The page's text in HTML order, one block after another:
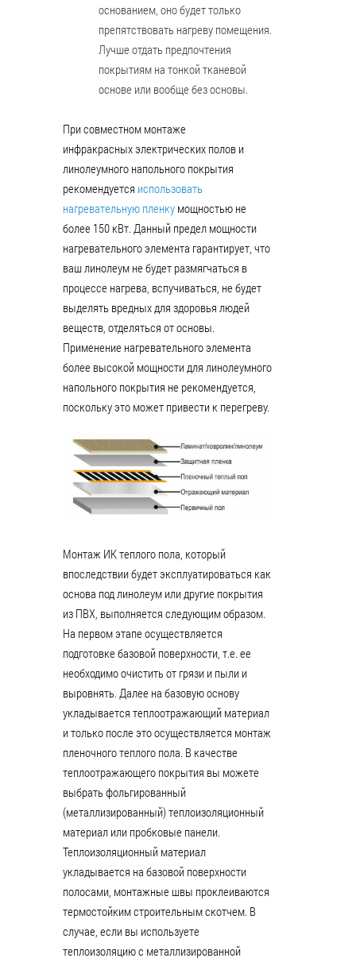
основанием, оно будет только
препятствовать нагреву помещения.
Лучше отдать предпочтения
покрытиям на тонкой тканевой
основе или вообще без основы.
При совместном монтаже
инфракрасных электрических полов и
линолеумного напольного покрытия
рекомендуется использовать
нагревательную пленку мощностью не
более 150 кВт. Данный предел мощности
нагревательного элемента гарантирует, что
ваш линолеум не будет размягчаться в
процессе нагрева, вспучиваться, не будет
выделять вредных для здоровья людей
веществ, отделяться от основы.
Применение нагревательного элемента
более высокой мощности для линолеумного
напольного покрытия не рекомендуется,
поскольку это может привести к перегреву.
Монтаж ИК теплого пола, который
впоследствии будет эксплуатироваться как
основа под линолеум или другие покрытия
из ПВХ, выполняется следующим образом.
На первом этапе осуществляется
подготовке базовой поверхности, т.е. ее
необходимо очистить от грязи и пыли и
выровнять. Далее на базовую основу
укладывается теплоотражающий материал
и только после это осуществляется монтаж
пленочного теплого пола. В качестве
теплоотражающего покрытия вы можете
выбрать фольгированный
(металлизированный) теплоизоляционный
материал или пробковые панели.
Теплоизоляционный материал
укладывается на базовой поверхности
полосами, монтажные швы проклеиваются
термостойким строительным скотчем. В
случае, если вы используете
теплоизоляцию с металлизированной